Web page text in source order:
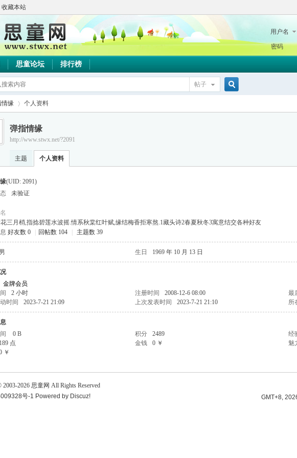
收藏本站
用户名
密码
思童论坛 排行榜
帖子
情缘 个人资料
弹指情缘
http://www.stwx.net/?2091
主题 个人资料
(UID: 2091)
未验证
三月梢,指捻碧莲水波摇.情系秋棠红叶赋,缘结梅香拒寒熬.1藏头诗2春夏秋冬3寓意结交各种好友
好友数 0 回帖数 104 主题数 39
男 生日 1969 年 10 月 13 日
金牌会员
2 小时 注册时间 2008-12-6 08:00 最
时间
2023-7-21 21:09 上次发表时间 2023-7-21 21:10 所
0 B 积分 2489 经
189 点 金钱 0 ￥ 魅
￥
GMT+8,
2003-2026 思童网 All Rights Reserved
号-1 Powered by Discuz!